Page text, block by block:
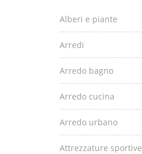
Alberi e piante
Arredi
Arredo bagno
Arredo cucina
Arredo urbano
Attrezzature sportive